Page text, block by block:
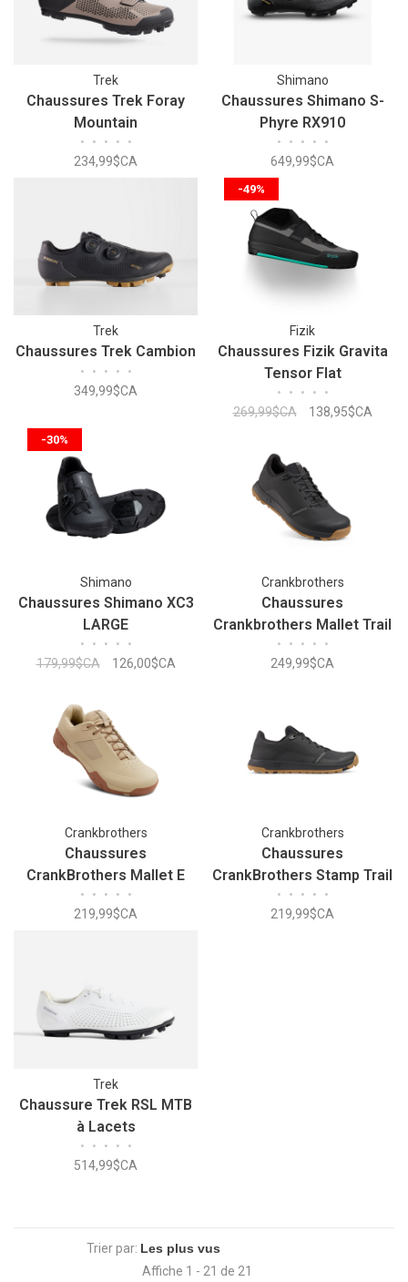
Trek
Chaussures Trek Foray
Mountain
• • • • •
234,99$CA
Shimano
Chaussures Shimano S-
Phyre RX910
• • • • •
649,99$CA
Trek
Chaussures Trek Cambion
• • • • •
349,99$CA
-49%
Fizik
Chaussures Fizik Gravita
Tensor Flat
• • • • •
269,99$CA 138,95$CA
-30%
Shimano
Chaussures Shimano XC3
LARGE
• • • • •
179,99$CA 126,00$CA
Crankbrothers
Chaussures
Crankbrothers Mallet Trail
Lace Clip-In
• • • • •
249,99$CA
Crankbrothers
Chaussures
CrankBrothers Mallet E
Lace
• • • • •
219,99$CA
Crankbrothers
Chaussures
CrankBrothers Stamp Trail
Lace
• • • • •
219,99$CA
Trek
Chaussure Trek RSL MTB
à Lacets
• • • • •
514,99$CA
Trier par:
Affiche 1 - 21 de 21